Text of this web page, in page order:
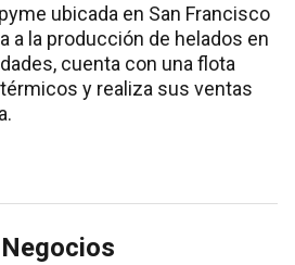
ubicada en San Francisco
a la producción de helados en
cuenta con una flota
y realiza sus ventas